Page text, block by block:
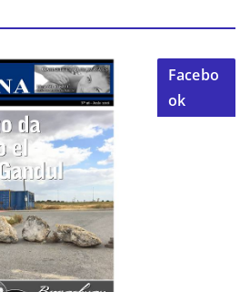
Facebo
ok